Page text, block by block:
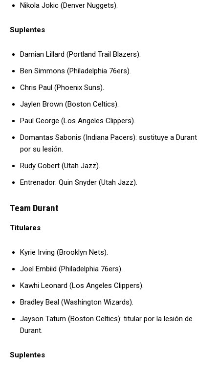
Nikola Jokic (Denver Nuggets).
Suplentes
Damian Lillard (Portland Trail Blazers).
Ben Simmons (Philadelphia 76ers).
Chris Paul (Phoenix Suns).
Jaylen Brown (Boston Celtics).
Paul George (Los Angeles Clippers).
Domantas Sabonis (Indiana Pacers): sustituye a Durant
por su lesión.
Rudy Gobert (Utah Jazz).
Entrenador: Quin Snyder (Utah Jazz).
Team Durant
Titulares
Kyrie Irving (Brooklyn Nets).
Joel Embiid (Philadelphia 76ers).
Kawhi Leonard (Los Angeles Clippers).
Bradley Beal (Washington Wizards).
Jayson Tatum (Boston Celtics): titular por la lesión de
Durant.
Suplentes